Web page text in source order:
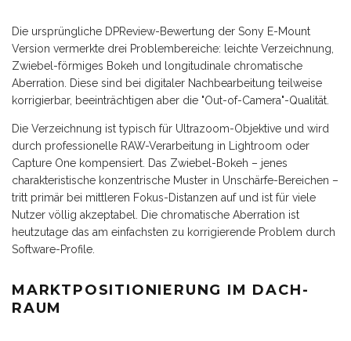
Die ursprüngliche DPReview-Bewertung der Sony E-Mount
Version vermerkte drei Problembereiche: leichte Verzeichnung,
Zwiebel-förmiges Bokeh und longitudinale chromatische
Aberration. Diese sind bei digitaler Nachbearbeitung teilweise
korrigierbar, beeinträchtigen aber die "Out-of-Camera"-Qualität.
Die Verzeichnung ist typisch für Ultrazoom-Objektive und wird
durch professionelle RAW-Verarbeitung in Lightroom oder
Capture One kompensiert. Das Zwiebel-Bokeh – jenes
charakteristische konzentrische Muster in Unschärfe-Bereichen –
tritt primär bei mittleren Fokus-Distanzen auf und ist für viele
Nutzer völlig akzeptabel. Die chromatische Aberration ist
heutzutage das am einfachsten zu korrigierende Problem durch
Software-Profile.
MARKTPOSITIONIERUNG IM DACH-
RAUM